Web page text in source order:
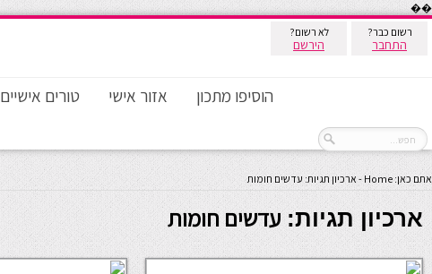
��
רשום כבר?
התחבר
לא רשום?
הירשם
הוסיפו מתכון אזור אישי טורים אישיים
אתם כאן: Home
- ארכיון תגיות: עדשים חומות
ארכיון תגיות:עדשים חומות